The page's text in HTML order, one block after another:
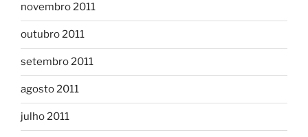
novembro 2011
outubro 2011
setembro 2011
agosto 2011
julho 2011